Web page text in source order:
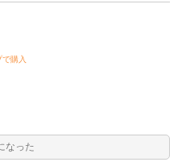
購入
なった